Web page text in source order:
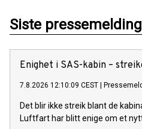
Siste
Enighet i SAS-kabin –
7.8.2026 12:10:09 CEST
Det blir ikke streik blant de
Luftfart har blitt enige om et